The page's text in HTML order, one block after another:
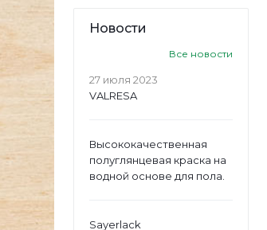
Новости
Все новости
27 июля 2023
VALRESA
Высококачественная
полуглянцевая краска на
водной основе для пола.
Sayerlack